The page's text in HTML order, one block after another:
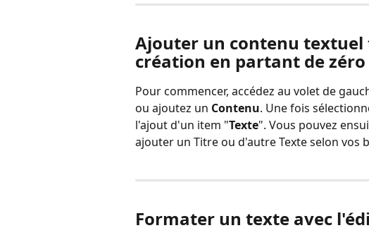
Ajouter un contenu
création en partant de zéro
Pour commencer, accédez au volet de
ou ajoutez un Contenu. Une fois
l'ajout d'un item "Texte". Vous pouvez
ajouter un Titre ou d'autre Texte selon vos
Formater un texte avec